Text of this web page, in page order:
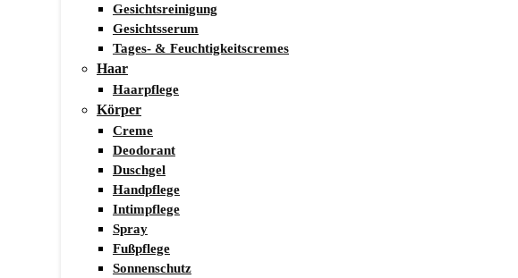
Gesichtsreinigung
Gesichtsserum
Tages- & Feuchtigkeitscremes
Haar
Haarpflege
Körper
Creme
Deodorant
Duschgel
Handpflege
Intimpflege
Spray
Fußpflege
Sonnenschutz